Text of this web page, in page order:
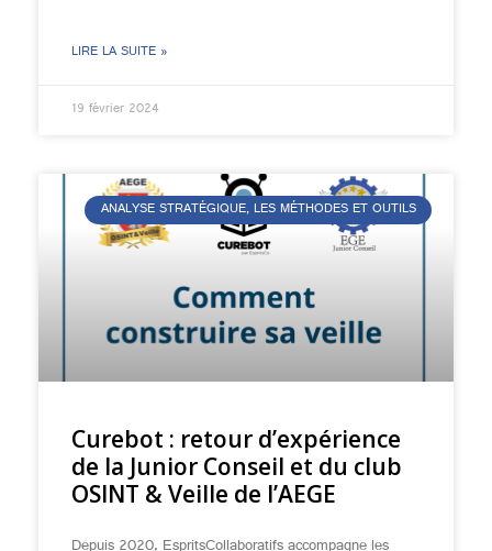
LIRE LA SUITE »
19 février 2024
ANALYSE STRATÉGIQUE, LES MÉTHODES ET OUTILS
Curebot : retour d’expérience
de la Junior Conseil et du club
OSINT & Veille de l’AEGE